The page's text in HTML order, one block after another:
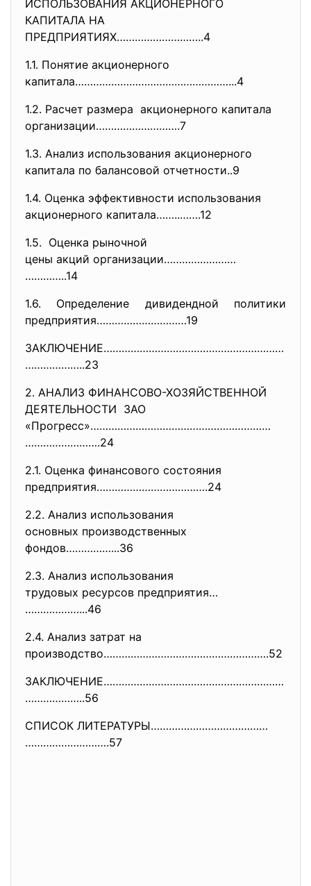
ИСПОЛЬЗОВАНИЯ АКЦИОНЕРНОГО
КАПИТАЛА НА
ПРЕДПРИЯТИЯХ………………………..4
1.1. Понятие акционерного
капитала……………………………………………...4
1.2. Расчет размера акционерного капитала
организации……………………….7
1.3. Анализ использования акционерного
капитала по балансовой отчетности..9
1.4. Оценка эффективности использования
акционерного капитала……..…….12
1.5. Оценка рыночной
цены акций организации……………………
…………..14
1.6. Определение дивидендной политики
предприятия…………………………19
ЗАКЛЮЧЕНИЕ……………………………………………………
………………..23
2. АНАЛИЗ ФИНАНСОВО-ХОЗЯЙСТВЕННОЙ
ДЕЯТЕЛЬНОСТИ ЗАО
«Прогресс»……………………………………………………
…………………….24
2.1. Оценка финансового состояния
предприятия……………………………….24
2.2. Анализ использования
основных производственных
фондов……………...36
2.3. Анализ использования
трудовых ресурсов предприятия…
………………...46
2.4. Анализ затрат на
производство……………………………………………….52
ЗАКЛЮЧЕНИЕ……………………………………………………
………………..56
СПИСОК ЛИТЕРАТУРЫ…………………………………
……………………….57